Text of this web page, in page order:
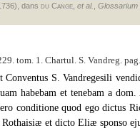
dans du Cange, et al. Glossarium
tom. 1. Chartul. S. Vandreg.
Conventus S. Vandregesili
habebam et tenebam a
conditione quod ego dictus
et dicto Eliæ sponso